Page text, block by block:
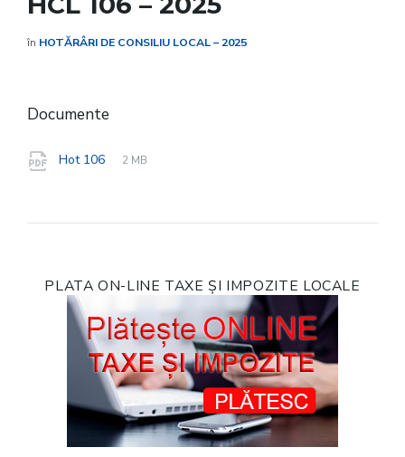
în HOTĂRÂRI DE CONSILIU LOCAL – 2025
Documente
Hot 106
File
pdf
File
2 MB
PLATA ON-LINE TAXE ȘI IMPOZITE LOCALE